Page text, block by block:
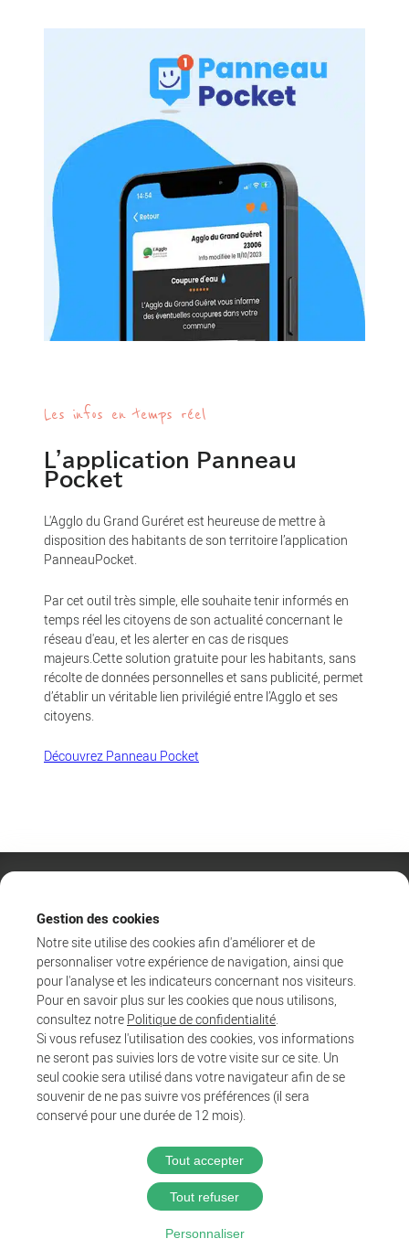
Gestion des cookies
Notre site utilise des cookies afin d'améliorer et de
personnaliser votre expérience de navigation, ainsi que
pour l'analyse et les indicateurs concernant nos visiteurs.
Pour en savoir plus sur les cookies que nous utilisons,
consultez notre Politique de confidentialité
Si vous refusez l'utilisation des cookies, vos informations
ne seront pas suivies lors de votre visite sur ce site. Un
seul cookie sera utilisé dans votre navigateur afin de se
souvenir de ne pas suivre vos préférences (il sera
conservé pour une durée de 12 mois).
Tout accepter
Tout refuser
Personnaliser
Les infos en temps réel
L'application Panneau
Pocket
L'Agglo du Grand Guréret est heureuse de mettre à
disposition des habitants de son territoire l’application
PanneauPocket.
Par cet outil très simple, elle souhaite tenir informés en
temps réel les citoyens de son actualité concernant le
réseau d'eau, et les alerter en cas de risques
majeurs.Cette solution gratuite pour les habitants, sans
récolte de données personnelles et sans publicité, permet
d’établir un véritable lien privilégié entre l’Agglo et ses
citoyens.
Découvrez Panneau Pocket
Agglo
Entreprendre et collaborer
Au quotidien
@2025 Proximit Digital
Politique de confidentialité
Mentions légales